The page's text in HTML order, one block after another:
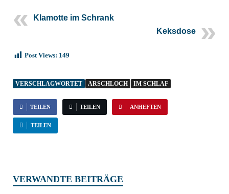
Klamotte im Schrank
Keksdose
Post Views: 149
VERSCHLAGWORTET ARSCHLOCH IM SCHLAF
TEILEN TEILEN ANHEFTEN
TEILEN
VERWANDTE BEITRÄGE